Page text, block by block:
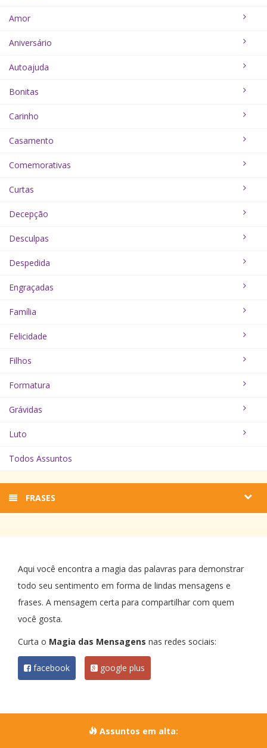
Amor
Aniversário
Autoajuda
Bonitas
Carinho
Casamento
Comemorativas
Curtas
Decepção
Desculpas
Despedida
Engraçadas
Família
Felicidade
Filhos
Formatura
Grávidas
Luto
Todos Assuntos
FRASES
Aqui você encontra a magia das palavras para demonstrar
todo seu sentimento em forma de lindas mensagens e
frases. A mensagem certa para compartilhar com quem
você gosta.
Curta o Magia das Mensagens nas redes sociais:
facebook google plus
Assuntos em alta: